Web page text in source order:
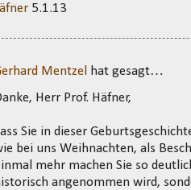
5.1.13
Mentzel
hat gesagt…
Herr Prof. Häfner,
Sie in dieser
bei uns Weihnachten, als
mehr machen Sie so
angenommen wird,